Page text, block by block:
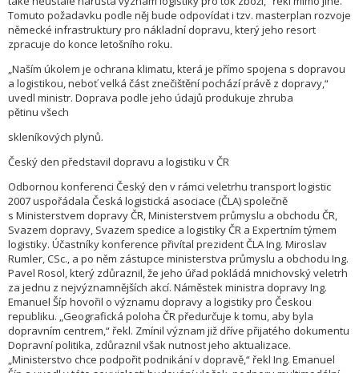
Tomuto požadavku podle něj bude odpovídat i tzv. masterplan rozvoje
německé infrastruktury pro nákladní dopravu, který jeho resort
zpracuje do konce letošního roku.
„Naším úkolem je ochrana klimatu, která je přímo spojena s dopravou
a logistikou, neboť velká část znečištění pochází právě z dopravy,“
uvedl ministr. Doprava podle jeho údajů produkuje zhruba
pětinu všech
skleníkových plynů.
Český den představil dopravu a logistiku v ČR
Odbornou konferenci Český den v rámci veletrhu transport logistic
2007 uspořádala Česká logistická asociace (ČLA) společně
s Ministerstvem dopravy ČR, Ministerstvem průmyslu a obchodu ČR,
Svazem dopravy, Svazem spedice a logistiky ČR a Expertním týmem
logistiky. Účastníky konference přivítal prezident ČLA Ing. Miroslav
Rumler, CSc., a po něm zástupce ministerstva průmyslu a obchodu Ing.
Pavel Rosol, který zdůraznil, že jeho úřad pokládá mnichovský veletrh
za jednu z nejvýznamnějších akcí. Náměstek ministra dopravy Ing.
Emanuel Šíp hovořil o významu dopravy a logistiky pro Českou
republiku. „Geografická poloha ČR předurčuje k tomu, aby byla
dopravním centrem,“ řekl. Zmínil význam již dříve přijatého dokumentu
Dopravní politika, zdůraznil však nutnost jeho aktualizace.
„Ministerstvo chce podpořit podnikání v dopravě,“ řekl Ing. Emanuel